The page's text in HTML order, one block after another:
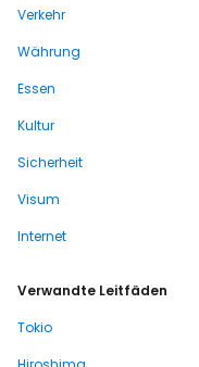
Verkehr
Währung
Essen
Kultur
Sicherheit
Visum
Internet
Verwandte Leitfäden
Tokio